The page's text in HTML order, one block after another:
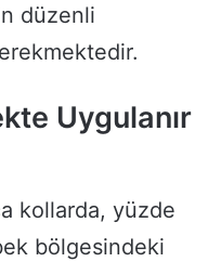
düzenli
Uygulanır
kollarda, yüzde
bölgesindeki